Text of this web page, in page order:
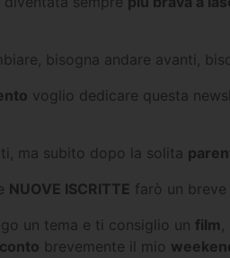
bisogna andare avanti,
voglio dedicare questa
ma subito dopo la solita
NUOVE ISCRITTE farò un breve
un tema e ti consiglio un film ,
brevemente il mio